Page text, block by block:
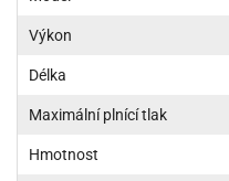
Výkon
Délka
Maximální plnící tlak
Hmotnost